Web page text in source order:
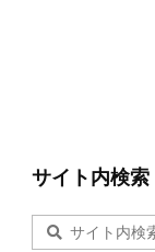
サイト内検索